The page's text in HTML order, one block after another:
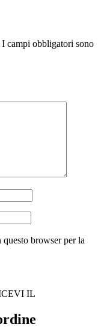
I campi obbligatori sono
browser per la
IL